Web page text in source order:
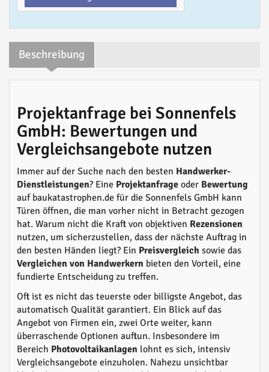
Beschreibung
Projektanfrage bei Sonnenfels
GmbH: Bewertungen und
Vergleichsangebote nutzen
Immer auf der Suche nach den besten Handwerker-
Dienstleistungen? Eine Projektanfrage oder Bewertung
auf baukatastrophen.de für die Sonnenfels GmbH kann
Türen öffnen, die man vorher nicht in Betracht gezogen
hat. Warum nicht die Kraft von objektiven Rezensionen
nutzen, um sicherzustellen, dass der nächste Auftrag in
den besten Händen liegt? Ein Preisvergleich sowie das
Vergleichen von Handwerkern bieten den Vorteil, eine
fundierte Entscheidung zu treffen.
Oft ist es nicht das teuerste oder billigste Angebot, das
automatisch Qualität garantiert. Ein Blick auf das
Angebot von Firmen ein, zwei Orte weiter, kann
überraschende Optionen auftun. Insbesondere im
Bereich Photovoltaikanlagen lohnt es sich, intensiv
Vergleichsangebote einzuholen. Nahezu unsichtbar